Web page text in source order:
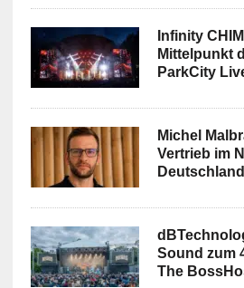
Infinity
Mittelpunkt
ParkCity
Michel
Vertrieb im
Sound zum
The